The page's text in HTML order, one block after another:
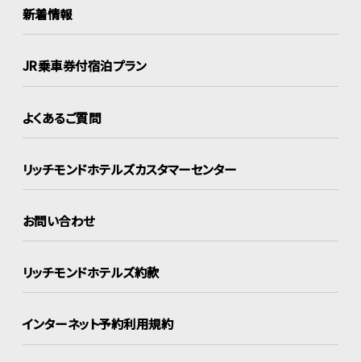
新着情報
JR乗車券付宿泊プラン
よくあるご質問
リッチモンドホテルズカスタマーセンター
お問い合わせ
リッチモンドホテルズ約款
インターネット予約利用規約